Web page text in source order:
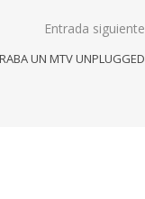
Entrada siguiente
UN MTV UNPLUGGED